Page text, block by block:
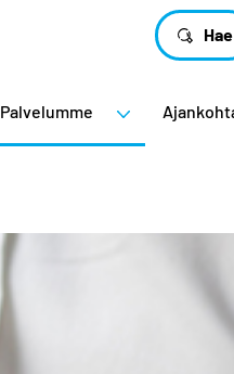
Hae
Palvelumme